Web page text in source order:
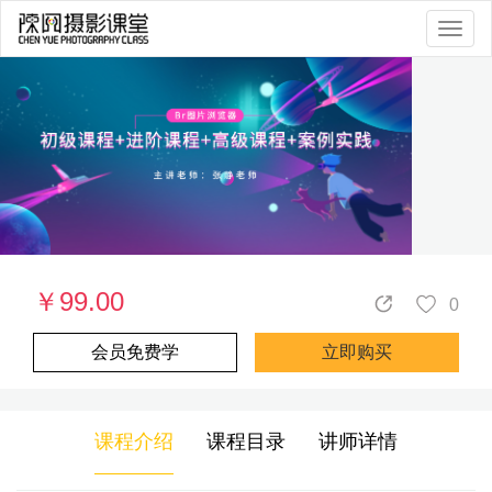
￥99.00 0
会员免费学 立即购买
课程介绍 课程目录 讲师详情